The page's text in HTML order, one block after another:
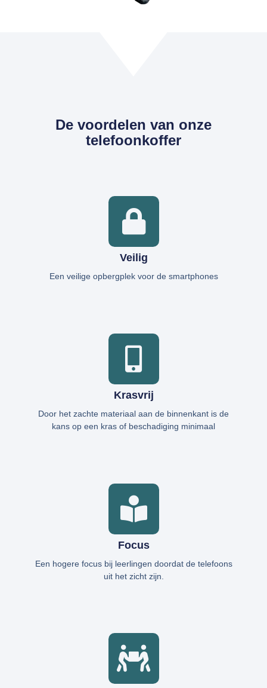
De voordelen van onze
telefoonkoffer
Veilig
Een veilige opbergplek voor de smartphones
Krasvrij
Door het zachte materiaal aan de binnenkant is de
kans op een kras of beschadiging minimaal
Focus
Een hogere focus bij leerlingen doordat de telefoons
uit het zicht zijn.